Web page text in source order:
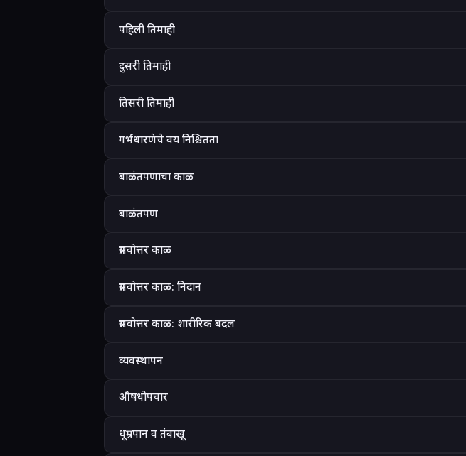
पहिली तिमाही
दुसरी तिमाही
तिसरी तिमाही
गर्भधारणेचे वय निश्चितता
बाळंतपणाचा काळ
बाळंतपण
प्रसवोत्तर काळ
प्रसवोत्तर काळ: निदान
प्रसवोत्तर काळ: शारीरिक बदल
व्यवस्थापन
औषधोपचार
धूम्रपान व तंबाखू